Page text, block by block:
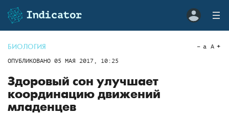
БИОЛОГИЯ
ОПУБЛИКОВАНО 05 МАЯ 2017, 10:25
a A
Здоровый сон улучшает
координацию движений
младенцев